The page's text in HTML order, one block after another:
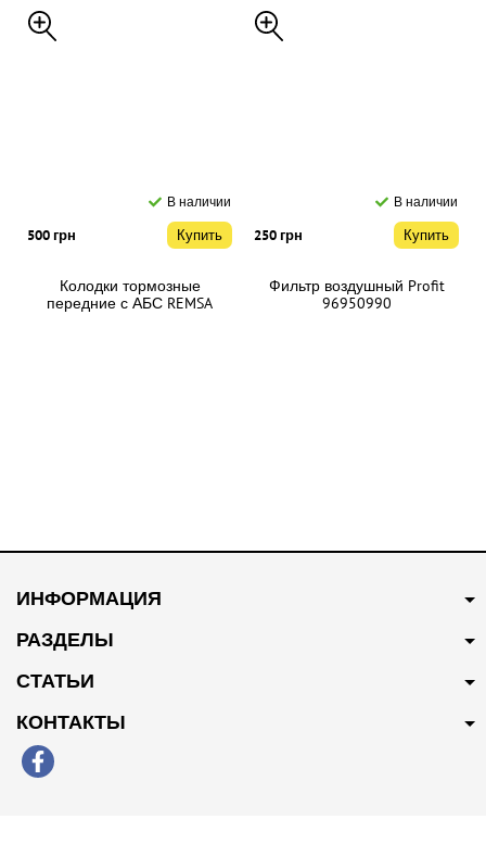
В наличии
500 грн Купить
Колодки тормозные
передние с АБС REMSA
В наличии
250 грн Купить
Фильтр воздушный Profit
96950990
300 грн Купить
Сайлентблок переднего
95217519
1700 грн Купить
ИНФОРМАЦИЯ
РАЗДЕЛЫ
СТАТЬИ
КОНТАКТЫ